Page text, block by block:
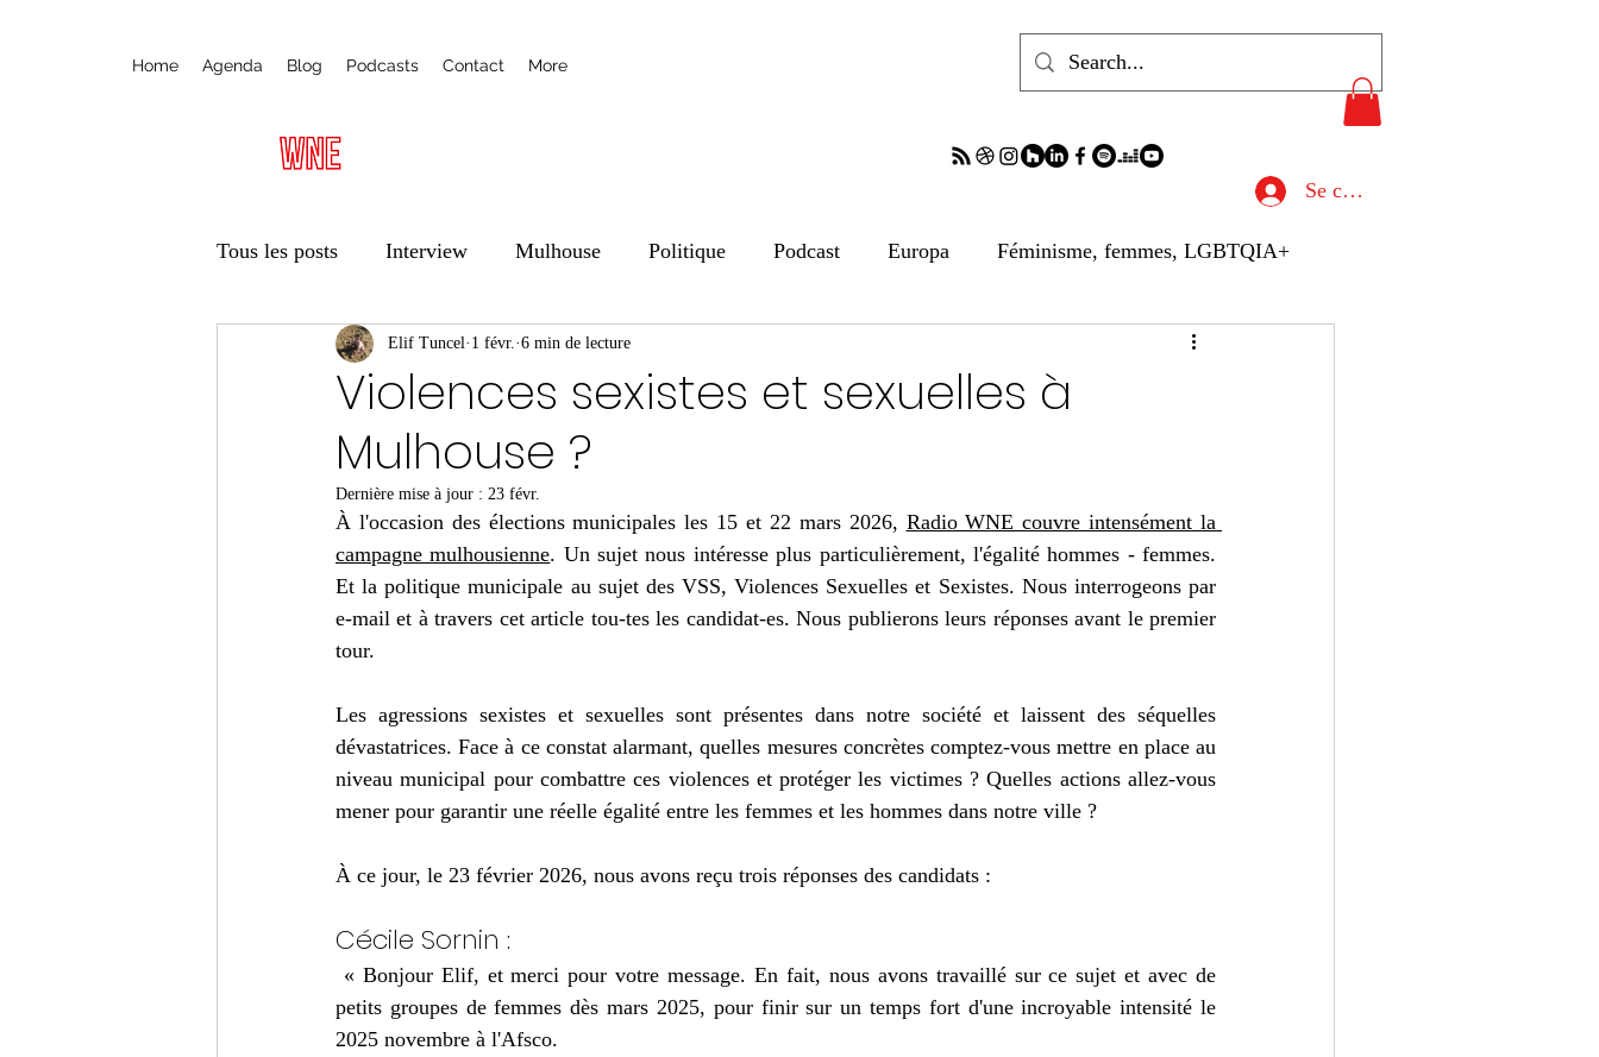
Home Agenda Blog Podcasts Contact More
Se connecter
Tous les posts Interview Mulhouse Politique Podcast Europa Féminisme, femmes, LGBTQIA+
Ateliers Éducation aux médias
Vie des associations Transfrontalier
Cinéma Critique Turquie musique Pressemitteilung
Violences sexistes et sexuelles à
Mulhouse ?
Elif Tuncel 1 févr. 6 min de lecture
Dernière mise à jour : 23 févr.
À l'occasion des élections municipales les 15 et 22 mars 2026, Radio WNE couvre intensément la
campagne mulhousienne. Un sujet nous intéresse plus particulièrement, l'égalité hommes - femmes.
Et la politique municipale au sujet des VSS, Violences Sexuelles et Sexistes. Nous interrogeons par
e-mail et à travers cet article tou-tes les candidat-es. Nous publierons leurs réponses avant le premier
tour.
Les agressions sexistes et sexuelles sont présentes dans notre société et laissent des séquelles
dévastatrices. Face à ce constat alarmant, quelles mesures concrètes comptez-vous mettre en place au
niveau municipal pour combattre ces violences et protéger les victimes ? Quelles actions allez-vous
mener pour garantir une réelle égalité entre les femmes et les hommes dans notre ville ?
À ce jour, le 23 février 2026, nous avons reçu trois réponses des candidats :
Cécile Sornin :
« Bonjour Elif, et merci pour votre message. En fait, nous avons travaillé sur ce sujet et avec de
petits groupes de femmes dès mars 2025, pour finir sur un temps fort d'une incroyable intensité le
2025 novembre à l'Afsco.